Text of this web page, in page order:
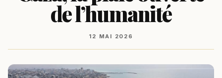
de l’humanité
12 MAI 2026